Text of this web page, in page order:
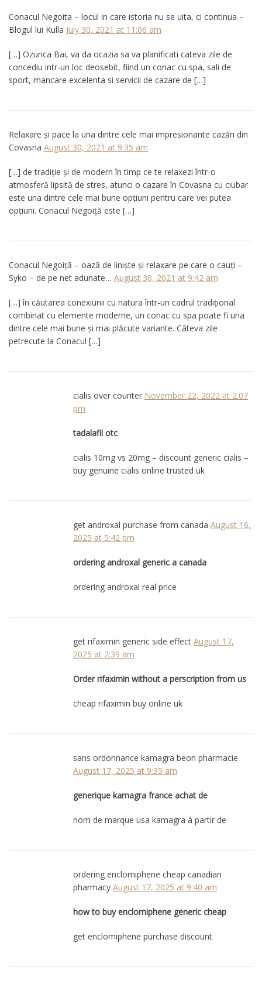
Conacul Negoita – locul in care istoria nu se uita, ci continua –
Blogul lui Kulla July 30, 2021 at 11:06 am
[…] Ozunca Bai, va da ocazia sa va planificati cateva zile de
concediu intr-un loc deosebit, fiind un conac cu spa, sali de
sport, mancare excelenta si servicii de cazare de […]
Relaxare și pace la una dintre cele mai impresionante cazări din
Covasna August 30, 2021 at 9:35 am
[…] de tradiție și de modern în timp ce te relaxezi într-o
atmosferă lipsită de stres, atunci o cazare în Covasna cu ciubar
este una dintre cele mai bune opțiuni pentru care vei putea
opțiuni. Conacul Negoiță este […]
Conacul Negoiță – oază de liniște și relaxare pe care o cauți –
Syko – de pe net adunate… August 30, 2021 at 9:42 am
[…] în căutarea conexiunii cu natura într-un cadrul tradițional
combinat cu elemente moderne, un conac cu spa poate fi una
dintre cele mai bune și mai plăcute variante. Câteva zile
petrecute la Conacul […]
cialis over counter November 22, 2022 at 2:07
pm
tadalafil otc
cialis 10mg vs 20mg – discount generic cialis –
buy genuine cialis online trusted uk
get androxal purchase from canada August 16,
2025 at 5:42 pm
ordering androxal generic a canada
ordering androxal real price
get rifaximin generic side effect August 17,
2025 at 2:39 am
Order rifaximin without a perscription from us
cheap rifaximin buy online uk
sans ordonnance kamagra beon pharmacie
August 17, 2025 at 9:35 am
generique kamagra france achat de
nom de marque usa kamagra à partir de
ordering enclomiphene cheap canadian
pharmacy August 17, 2025 at 9:40 am
how to buy enclomiphene generic cheap
get enclomiphene purchase discount